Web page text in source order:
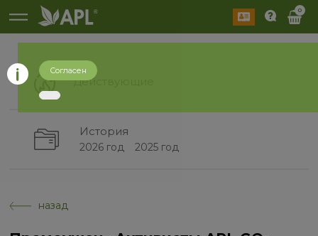
0
Действующие
История
2026 год 2025 год
назад
Согласен